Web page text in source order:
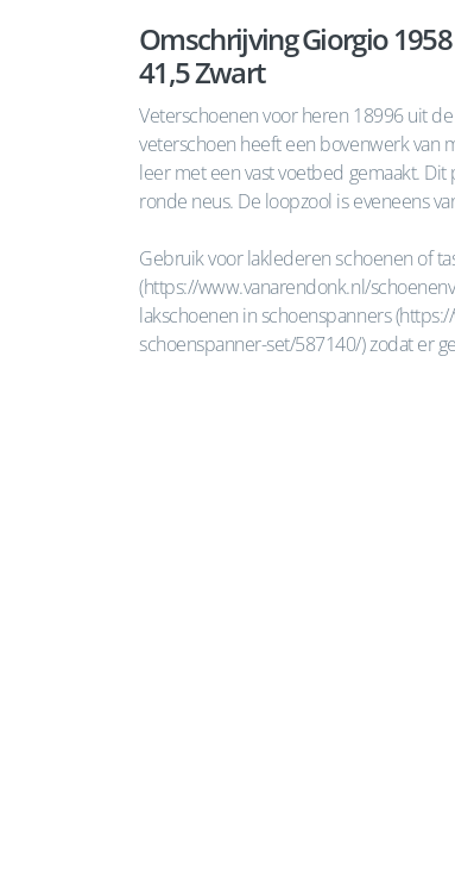
Omschrijving Giorgio
41,5 Zwart
Veterschoenen voor heren 18996 uit
veterschoen heeft een bovenwerk van
leer met een vast voetbed gemaakt.
ronde neus. De loopzool is eveneens
Gebruik voor laklederen schoenen of
(https://www.vanarendonk.nl/
lakschoenen in schoenspanners
schoenspanner-set/587140/) zodat er